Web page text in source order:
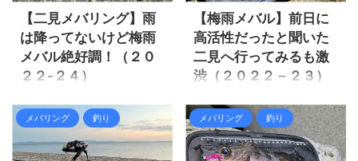
ですが、風裏に入れば何とか
なるだろう！？ しかし予想以
上の爆風で、波も有り風が吹
き込み釣りにならない状況で
した。 それではそれでは釣行
二見メバリング爆風で釣りに
ならず・・・ 爆風西風予報な
ので東向きなら大丈夫だろ
釣れていないのが分かりま
す。 今週は寒いなりに風は少
し弱まり西風なのでポイント
によっては釣りは可能です。
西風に強い二見でメバリング
寒波の中きっと渋いだろうと
思っていましたが、予想通り
激渋モードでした。 それでは
【二見メバリング】雨
は降ってないけど梅雨
メバル絶好調！（２０
２２-２４）
の梅雨メバルが絶好調と聞い
て行ってみると、意外に反応
が悪くイマイチでした。
【梅雨メバル】前日に
高活性だったと聞いた
二見へ行ってみるも激
渋（２０２２－２３）
ングがあまりにダメでストレ
スMAX。同じ頃二見の梅雨メ
バルは高活性で絶好調だと言
メバリング 釣り メバリング 釣り